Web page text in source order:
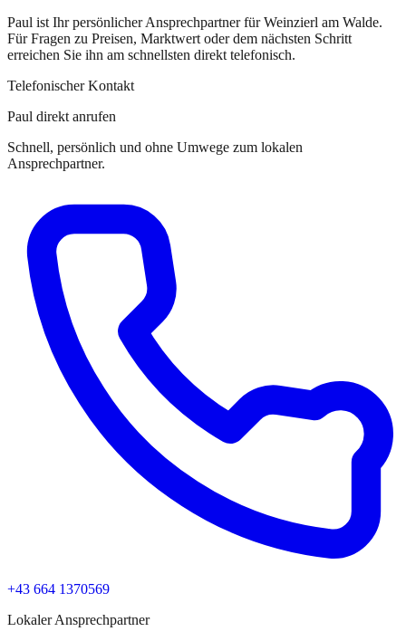
Paul ist Ihr persönlicher Ansprechpartnerfür Weinzierl am Walde.
Für Fragen zu Preisen, Marktwert oder dem nächsten Schritt
erreichen Sie ihn am schnellsten direkt telefonisch.
Telefonischer Kontakt
Paul direkt anrufen
Schnell, persönlich und ohne Umwege zum lokalen
Ansprechpartner.
+43 664 1370569
Lokaler Ansprechpartner